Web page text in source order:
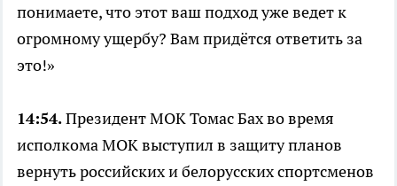
понимаете, что этот ваш подход уже ведет к
огромному ущербу? Вам придётся ответить за
это!»
14:54.Президент МОК Томас Бах во время
исполкома МОК выступил в защиту планов
вернуть российских и белорусских спортсменов